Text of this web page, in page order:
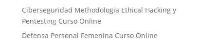
Ciberseguridad Methodologia Ethical Hacking y
Pentesting Curso Online
Defensa Personal Femenina Curso Online